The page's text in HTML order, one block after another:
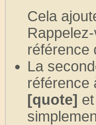
Cela
référence
La
référence
[quote] et